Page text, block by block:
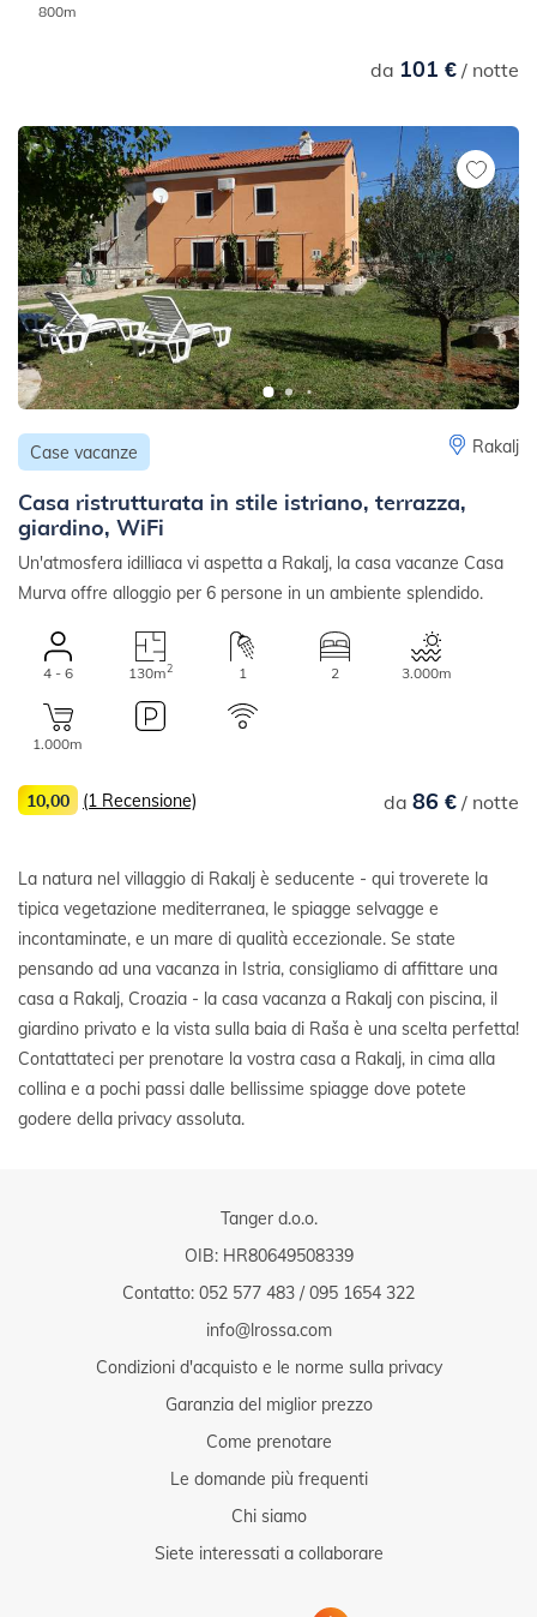
800m
da 101 €/ notte
Case vacanze Rakalj
Casa ristrutturata in stile istriano, terrazza,
giardino, WiFi
Un'atmosfera idilliaca vi aspetta a Rakalj, la casa vacanze Casa
Murva offre alloggio per 6 persone in un ambiente splendido.
4 - 6 130m2 1 2 3.000m
1.000m
da 86 €/ notte
10,00 (1 Recensione)
La natura nel villaggio di Rakalj è seducente - qui troverete la
tipica vegetazione mediterranea, le spiagge selvagge e
incontaminate, e un mare di qualità eccezionale. Se state
pensando ad una vacanza in Istria, consigliamo di affittare una
casa a Rakalj, Croazia - la casa vacanza a Rakalj con piscina, il
giardino privato e la vista sulla baia di Raša è una scelta perfetta!
Contattateci per prenotare la vostra casa a Rakalj, in cima alla
collina e a pochi passi dalle bellissime spiagge dove potete
godere della privacy assoluta.
Tanger d.o.o.
OIB: HR80649508339
Contatto: 052 577 483 /095 1654 322
info@lrossa.com
Condizioni d'acquisto e le norme sulla privacy
Garanzia del miglior prezzo
Come prenotare
Le domande più frequenti
Chi siamo
Siete interessati a collaborare